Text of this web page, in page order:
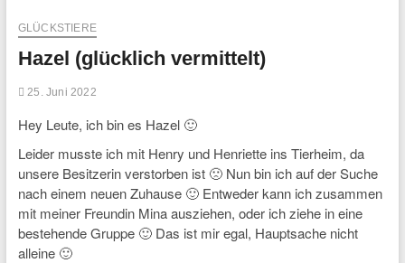
GLÜCKSTIERE
Hazel (glücklich vermittelt)
25. Juni 2022
Hey Leute, ich bin es Hazel 🙂
Leider musste ich mit Henry und Henriette ins Tierheim, da
unsere Besitzerin verstorben ist 🙁 Nun bin ich auf der Suche
nach einem neuen Zuhause 🙂 Entweder kann ich zusammen
mit meiner Freundin Mina ausziehen, oder ich ziehe in eine
bestehende Gruppe 🙂 Das ist mir egal, Hauptsache nicht
alleine 🙂